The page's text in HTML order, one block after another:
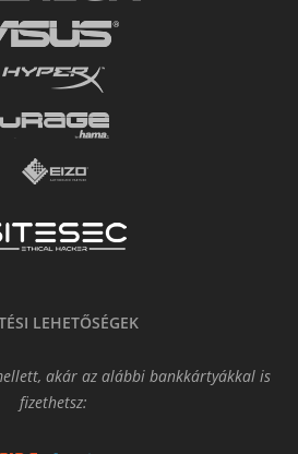
LEHETŐSÉGEK
akár az alábbi bankkártyákkal is
fizethetsz: